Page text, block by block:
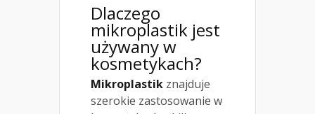
Dlaczego
mikroplastik jest
używany w
kosmetykach?
Mikroplastik znajduje
szerokie zastosowanie w